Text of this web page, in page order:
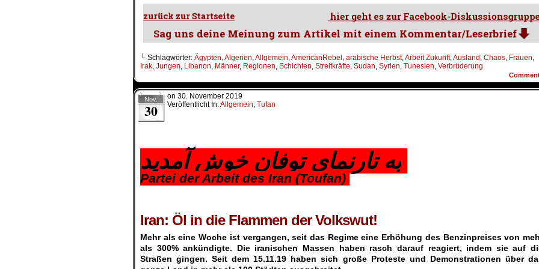
└ Schlagwörter: Ägypten Algerien Allgemein AmericanRebel arabische Herbst, Arbeit Zukunft, Ausland Chaos Frauen
Irak Jungen Libanon Männer, Regionen Schichten Streitkräfte Sudan Syrien Tunesien Verbrüderung
Nov.
30
on 30. November 2019
Veröffentlicht In:Allgemein Tufan
به تارنمای توفان خوش آمدید
Partei der Arbeit des Iran (Toufan)
Iran: Öl in die Flammen der Volkswut!
Mehr als eine Woche ist vergangen, seit das Regime eine Erhöhung des Benzinpreises von
als 300% ankündigte. Die iranischen Massen haben rasch darauf reagiert, indem sie auf
Straßen gingen. Seit dem 15.11.19 haben sich große Proteste und Demonstrationen über